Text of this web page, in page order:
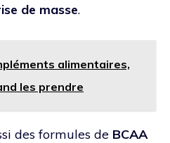
de masse.
alimentaires,
les prendre
des formules de BCAA